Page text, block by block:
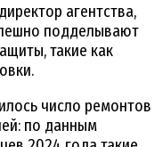
агентства,
подделывают
такие как
число ремонтов
по данным